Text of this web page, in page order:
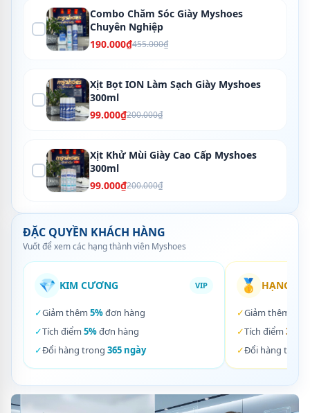
Combo Chăm Sóc Giày Myshoes
Chuyên Nghiệp
190.000₫455.000₫
Xịt Bọt ION Làm Sạch Giày Myshoes
300ml
99.000₫200.000₫
Xịt Khử Mùi Giày Cao Cấp Myshoes
300ml
99.000₫200.000₫
ĐẶC QUYỀN KHÁCH HÀNG
Vuốt để xem các hạng thành viên Myshoes
💎 KIM CƯƠNG VIP
✓Giảm thêm 5%đơn hàng
✓Tích điểm 5%đơn hàng
✓Đổi hàng trong 365 ngày
🥇 HẠNG
✓Giảm thêm
✓Tích điểm 3%
✓Đổi hàng trong